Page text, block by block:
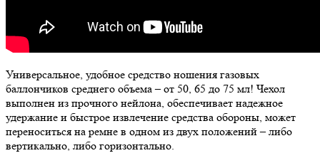
Универсальное, удобное средство ношения газовых
баллончиков среднего объема – от 50, 65 до 75 мл! Чехол
выполнен из прочного нейлона, обеспечивает надежное
удержание и быстрое извлечение средства обороны, может
переноситься на ремне в одном из двух положений – либо
вертикально, либо горизонтально.